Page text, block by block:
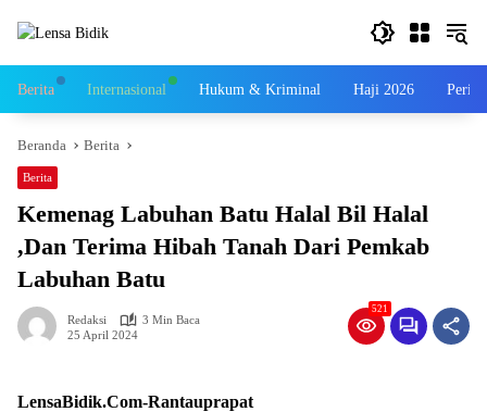
Berita Internasional Hukum & Kriminal Haji 2026
Beranda Berita
Berita
Kemenag Labuhan Batu Halal Bil Halal
,Dan Terima Hibah Tanah Dari Pemkab
Labuhan Batu
Redaksi
3 Min Baca
25 April 2024
521
LensaBidik.Com-Rantauprapat